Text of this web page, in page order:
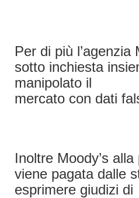
Per di più l’agenzia
sotto inchiesta
manipolato il
mercato con dati
Inoltre Moody’s
viene pagata dalle
esprimere giudizi di